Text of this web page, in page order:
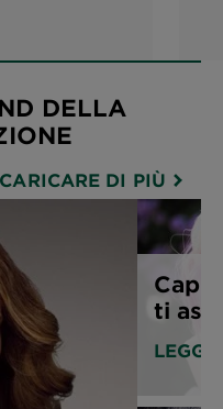
DELLA
CARICARE DI PIÙ
ti
LEGGI